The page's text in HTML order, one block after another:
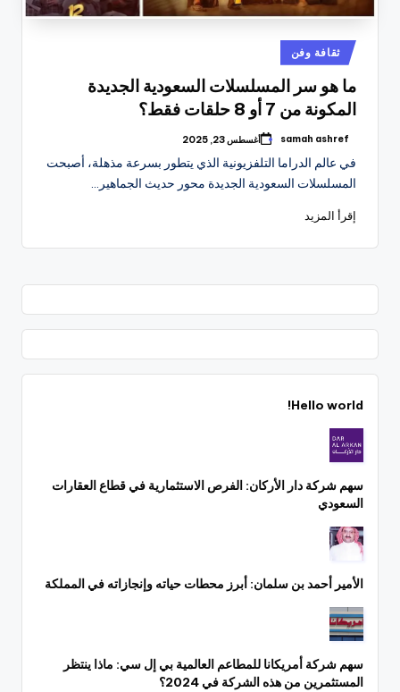
نُشر
في
ثقافة وفن
ما هو سر المسلسلات السعودية الجديدة
المكونة من 7 أو 8 حلقات فقط؟
تمّ
بواسطة
samah ashref أغسطس 23, 2025
في عالم الدراما التلفزيونية الذي يتطور بسرعة مذهلة، أصبحت
المسلسلات السعودية الجديدة محور حديث الجماهير…
إقرأ المزيد
Hello world!
سهم شركة دار الأركان: الفرص الاستثمارية في قطاع العقارات
السعودي
الأمير أحمد بن سلمان: أبرز محطات حياته وإنجازاته في المملكة
سهم شركة أمريكانا للمطاعم العالمية بي إل سي: ماذا ينتظر
المستثمرين من هذه الشركة في 2024؟